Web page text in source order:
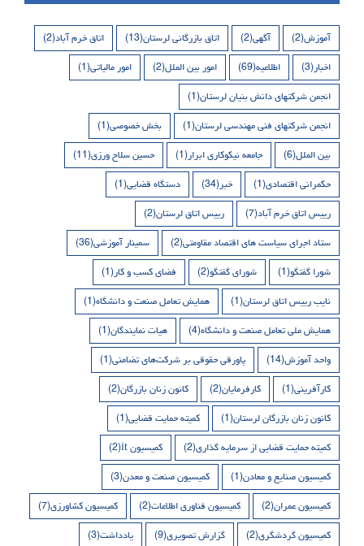
آموزش(2) آگهی(2) اتاق بازرگانی لرستان(13) اتاق خرم آباد(2)
اخبار(3) اطلاعیه(69) امور بین الملل(2) امور مالیاتی(1)
انجمن شرکتهای دانش بنیان لرستان(1)
انجمن شرکتهای فنی مهندسی لرستان(1) بخش خصوصی(1)
بین الملل(6) جامعه نیکوکاری ابرار(1) حسین سلاح ورزی(11)
حکمرانی اقتصادی(1) خبر(34) دستگاه قضایی(1)
رییس اتاق خرم آباد(7) رییس اتاق لرستان(2)
ستاد اجرای سیاست های اقتصاد مقاومتی(2) سمینار آموزشی(36)
شورا گفتگو(1) شورای گفتگو(2) فضای کسب و کار(1)
نایب رییس اتاق لرستان(1) همایش تعامل صنعت و دانشگاه(1)
همایش ملی تعامل صنعت و دانشگاه(4) هیات نمایندگان(1)
واحد آموزش(14) پاورقی حقوقی بر شرکت‌های تضامنی(1)
کارآفرینی(1) کارفرمایان(2) کانون زنان بازرگان(2)
کانون زنان بازرگان لرستان(1) کمیته حمایت قضایی(1)
کمیته حمایت قضایی از سرمایه گذاری(2) کمیسیون it (2)
کمیسیون صنایع و معادن(1) کمیسیون صنعت و معدن(3)
کمیسیون عمران(2) کمیسیون فناوری اطلاعات(2) کمیسیون کشاورزی(7)
کمیسیون گردشگری(2) گزارش تصویری(9) یادداشت(3)